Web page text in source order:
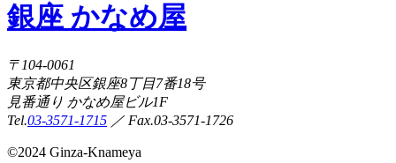
銀座 かなめ屋
〒104-0061
東京都中央区銀座8丁目7番18号
見番通り かなめ屋ビル1F
Tel.03-3571-1715 ／ Fax.03-3571-1726
©2024 Ginza-Knameya